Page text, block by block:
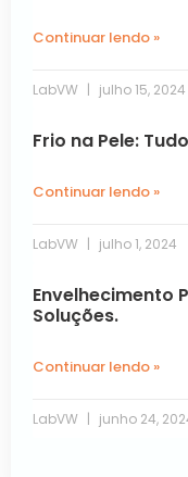
Continuar lendo »
LabVW julho 15, 2024
Frio na Pele:
Continuar lendo »
LabVW julho 1, 2024
Envelhecimento
Soluções.
Continuar lendo »
LabVW junho 24,